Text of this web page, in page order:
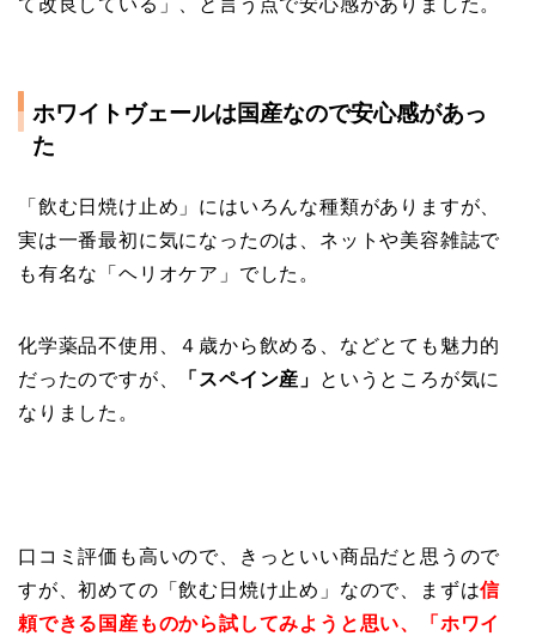
て改良している」、と言う点で安心感がありました。
ホワイトヴェールは国産なので安心感があっ
た
「飲む日焼け止め」にはいろんな種類がありますが、
実は一番最初に気になったのは、ネットや美容雑誌で
も有名な「ヘリオケア」 でした。
化学薬品不使用、４歳から飲める、などとても魅力的
だったのですが、
「スペイン産」
というところが気に
なりました。
口コミ評価も高いので、きっといい商品だと思うので
すが、初めての「飲む日焼け止め」なので、まずは信
頼できる国産ものから試してみようと思い、「ホワイ